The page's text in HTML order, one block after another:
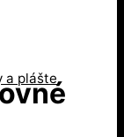
a plášte